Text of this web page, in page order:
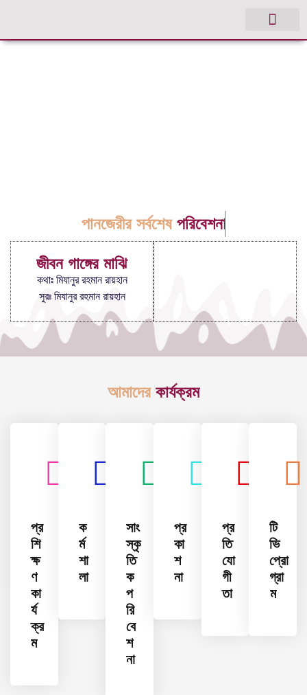
পানজেরীর সর্বশেষ পরিবেশনা
জীবন গাঙ্গের মাঝি
কথাঃ মিযানুর রহমান রায়হান
সুরঃ মিযানুর রহমান রায়হান
আমাদের কার্যক্রম
প্র
শি
ক্ষ
ণ
কা
র্য
ক্র
ম
ক
র্ম
শা
লা
সাং
স্কৃ
তি
ক
প
রি
বে
শ
না
প্র
কা
শ
না
প্র
তি
যো
গী
তা
টি
ভি
প্রো
গ্রা
ম